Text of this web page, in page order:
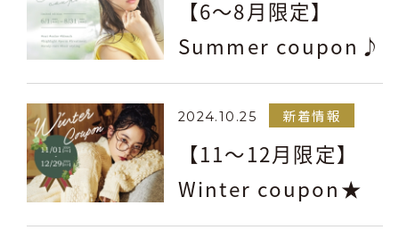
【6～8月限定】
Summer coupon♪
2024.10.25 新着情報
【11～12月限定】
Winter coupon★